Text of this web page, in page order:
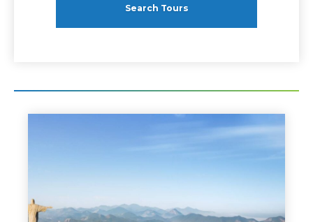
Search Tours